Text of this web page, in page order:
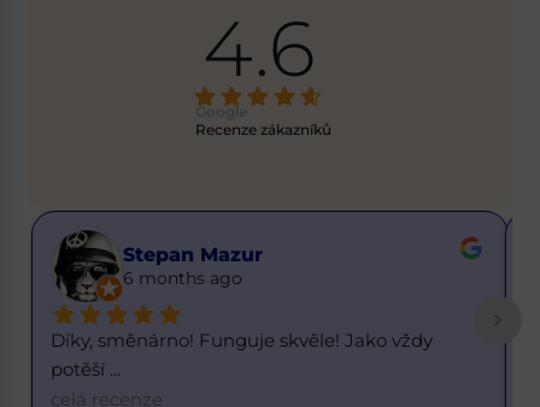
4.6
Google
Recenze zákazníků
Buster Got it
6 months ago
Skvělý kurz. 1 dolar za 20,55 korun. K dnešnímu
d...
celá recenze